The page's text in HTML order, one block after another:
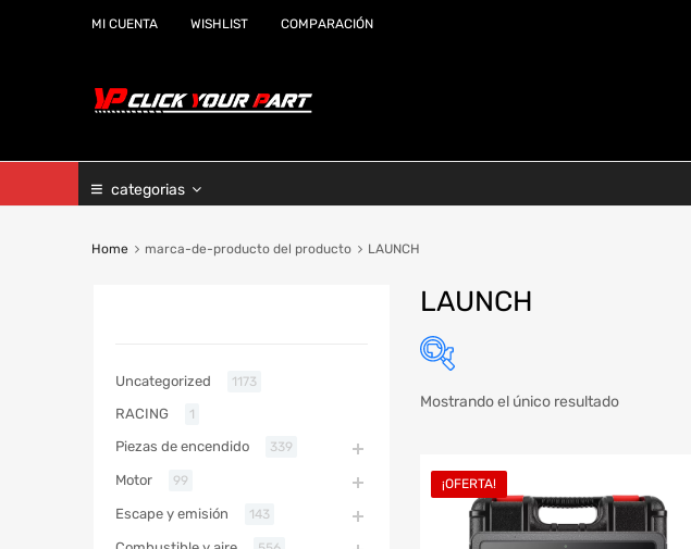
MI CUENTA WISHLIST COMPARACIÓN
categorias
Home marca-de-producto del producto LAUNCH
LAUNCH
Refacción
Mostrando el único resultado
¡OFERTA!
Uncategorized 1173
RACING 1
Piezas de encendido 339
Motor 99
Escape y emisión 143